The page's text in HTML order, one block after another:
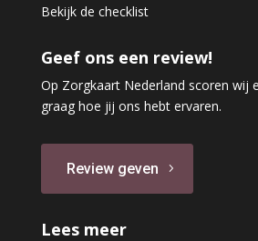
Bekijk de checklist
Geef ons een review!
Op Zorgkaart Nederland scoren wij
graag hoe jij ons hebt ervaren.
Review geven
Lees meer